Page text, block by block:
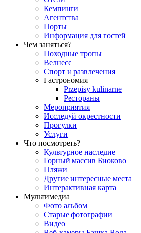
Кемпинги
Aгентства
Порты
Информация для гостей
Чем заняться?
Походные тропы
Велнесс
Спорт и развлечения
Гастрономия
Przepisy kulinarne
Рестораны
Мероприятия
Исследуй окрестности
Прогулки
Услуги
Что посмотреть?
Культурное наследие
Горный массив Биоково
Пляжи
Другие интересные места
Интерактивная карта
Мультимедиа
Фото альбом
Старые фотографии
Видео